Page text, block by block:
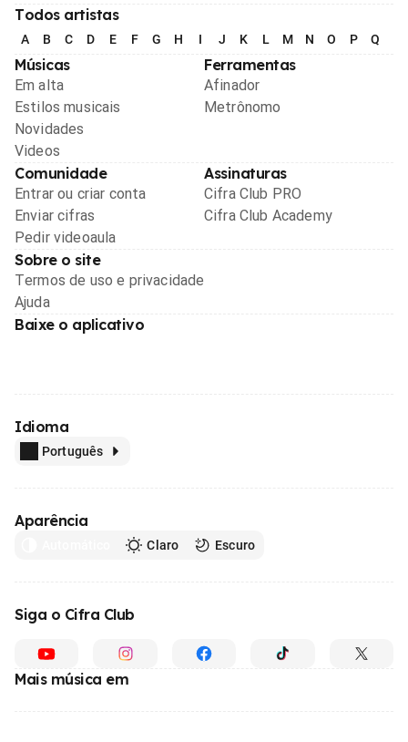
Todos artistas
A B C D E F G H I J K L M N O P Q
Músicas
Em alta
Estilos musicais
Novidades
Videos
Ferramentas
Afinador
Metrônomo
Comunidade
Entrar ou criar conta
Enviar cifras
Pedir videoaula
Assinaturas
Cifra Club PRO
Cifra Club Academy
Sobre o site
Termos de uso e privacidade
Ajuda
Baixe o aplicativo
Idioma
Português
Aparência
Claro Escuro
Siga o Cifra Club
Mais música em